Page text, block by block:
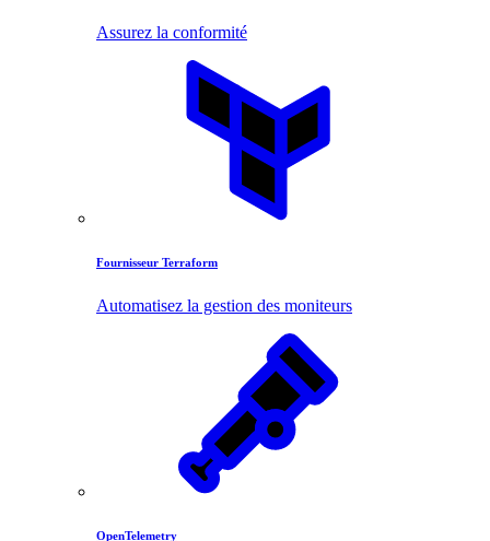
Assurez la conformité
Fournisseur Terraform
Automatisez la gestion des moniteurs
OpenTelemetry